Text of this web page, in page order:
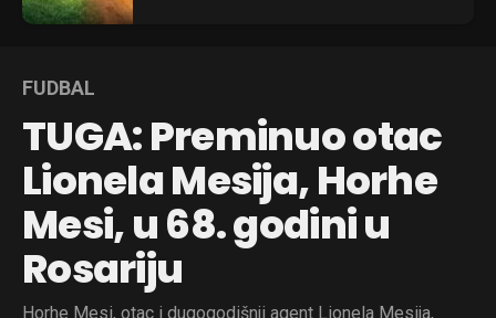
FUDBAL
TUGA: Preminuo otac
Lionela Mesija, Horhe
Mesi, u 68. godini u
Rosariju
Horhe Mesi, otac i dugogodišnji agent Lionela Mesija,